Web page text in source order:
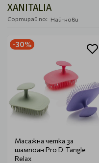
XANITALIA
Сортирай по:
-30%
Масажна четка за
шампоан Pro D-Tangle
Relax